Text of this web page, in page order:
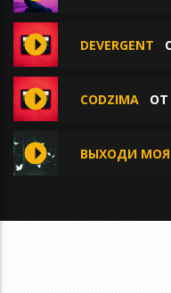
DEVERGENT
CODZIMA ОТ
ВЫХОДИ